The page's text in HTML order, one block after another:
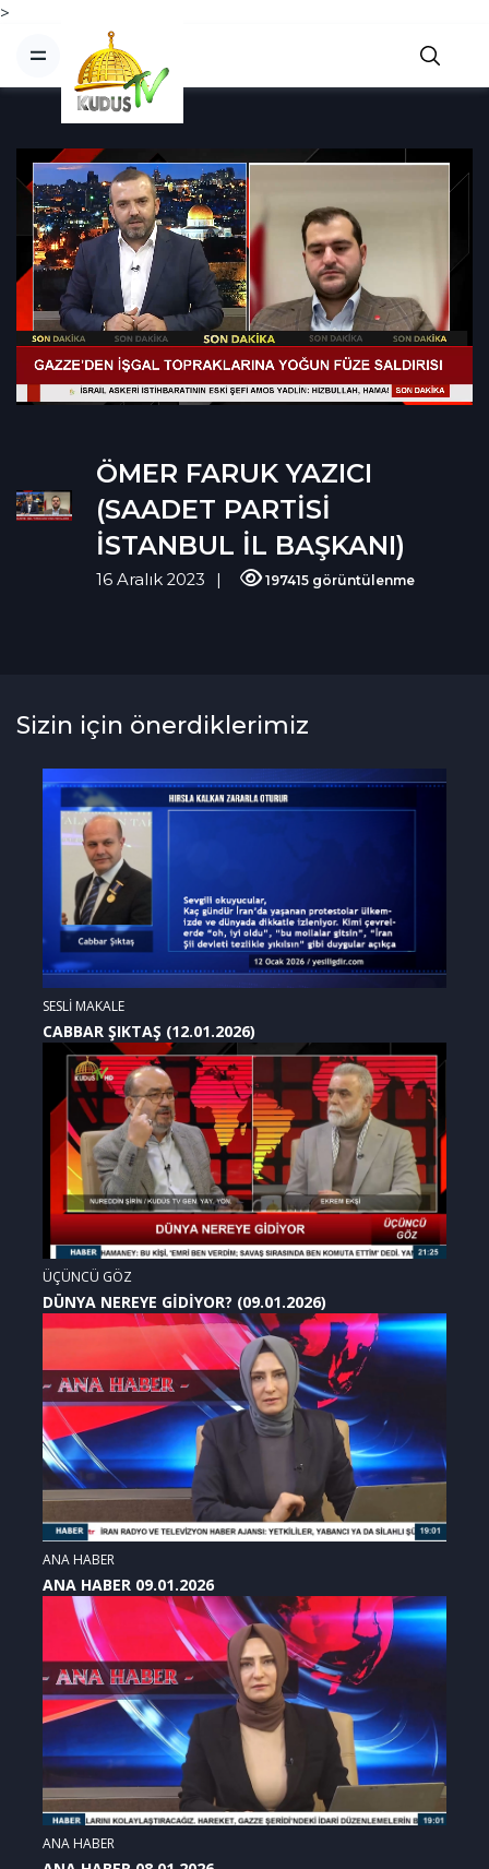
>
ÖMER FARUK YAZICI
(SAADET PARTİSİ
İSTANBUL İL BAŞKANI)
16 Aralık 2023 197415 görüntülenme
Sizin için önerdiklerimiz
SESLİ MAKALE
CABBAR ŞIKTAŞ (12.01.2026)
ÜÇÜNCÜ GÖZ
DÜNYA NEREYE GİDİYOR? (09.01.2026)
ANA HABER
ANA HABER 09.01.2026
ANA HABER